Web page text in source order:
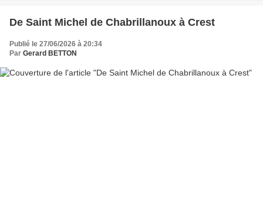
De Saint Michel de Chabrillanoux à Crest
Publié le 27/06/2026 à 20:34
Par Gerard BETTON